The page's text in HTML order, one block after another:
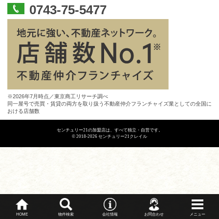
0743-75-5477
※2026年7月時点／東京商工リサーチ調べ
同一屋号で売買・賃貸の両方を取り扱う不動産仲介フランチャイズ業としての全国に
おける店舗数
センチュリー21の加盟店は、すべて独立・自営です。
© 2018-2026 センチュリー21クレイル
HOME 物件検索 会社情報 お問合わせ メニュー